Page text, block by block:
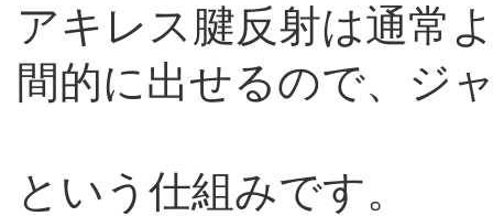
アキレス腱反射は通常
間的に出せるので、ジ
という仕組みです。